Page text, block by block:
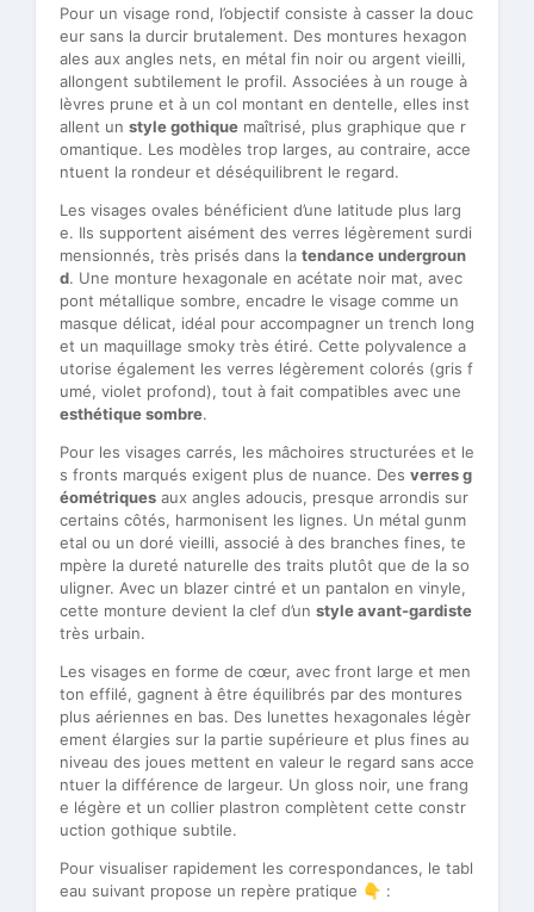
Pour un visage rond, l’objectif consiste à casser la douc
eur sans la durcir brutalement. Des montures hexagon
ales aux angles nets, en métal fin noir ou argent vieilli,
allongent subtilement le profil. Associées à un rouge à
lèvres prune et à un col montant en dentelle, elles inst
allent un style gothique maîtrisé, plus graphique que r
omantique. Les modèles trop larges, au contraire, acce
ntuent la rondeur et déséquilibrent le regard.
Les visages ovales bénéficient d’une latitude plus larg
e. Ils supportent aisément des verres légèrement surdi
mensionnés, très prisés dans la tendance undergroun
d. Une monture hexagonale en acétate noir mat, avec
pont métallique sombre, encadre le visage comme un
masque délicat, idéal pour accompagner un trench long
et un maquillage smoky très étiré. Cette polyvalence a
utorise également les verres légèrement colorés (gris f
umé, violet profond), tout à fait compatibles avec une
esthétique sombre.
Pour les visages carrés, les mâchoires structurées et le
s fronts marqués exigent plus de nuance. Des verres g
éométriques aux angles adoucis, presque arrondis sur
certains côtés, harmonisent les lignes. Un métal gunm
etal ou un doré vieilli, associé à des branches fines, te
mpère la dureté naturelle des traits plutôt que de la so
uligner. Avec un blazer cintré et un pantalon en vinyle,
cette monture devient la clef d’un style avant-gardiste
très urbain.
Les visages en forme de cœur, avec front large et men
ton effilé, gagnent à être équilibrés par des montures
plus aériennes en bas. Des lunettes hexagonales légèr
ement élargies sur la partie supérieure et plus fines au
niveau des joues mettent en valeur le regard sans acce
ntuer la différence de largeur. Un gloss noir, une frang
e légère et un collier plastron complètent cette constr
uction gothique subtile.
Pour visualiser rapidement les correspondances, le tabl
eau suivant propose un repère pratique 👇 :